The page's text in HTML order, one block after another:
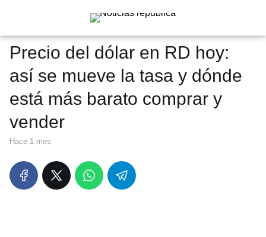
Precio del dólar en RD hoy:
así se mueve la tasa y dónde
está más barato comprar y
vender
hace 1 mes